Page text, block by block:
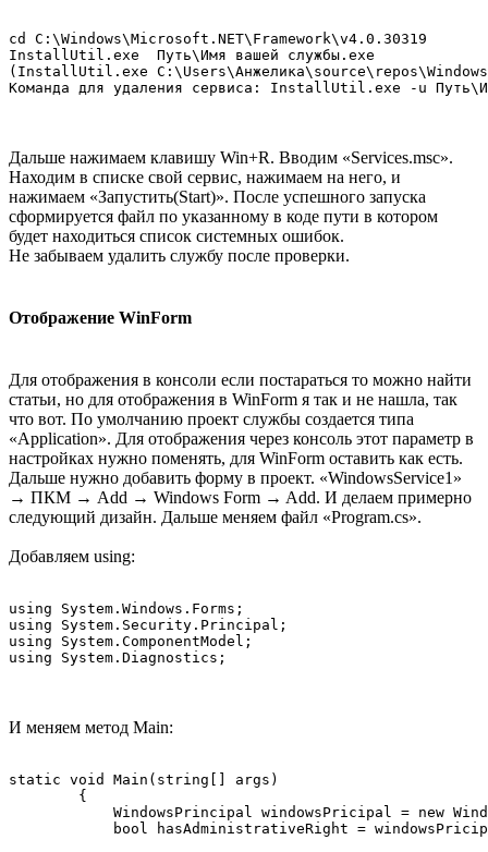
cd C:\Windows\Microsoft.NET\Framework\v4.0.30319
InstallUtil.exe  Путь\Имя вашей службы.exe
(InstallUtil.exe
Команда для удаления сервиса: InstallUtil.exe -u
Дальше нажимаем клавишу Win+R. Вводим «Services.msc».
Находим в списке свой сервис, нажимаем на него, и
нажимаем «Запустить(Start)». После успешного запуска
сформируется файл по указанному в коде пути в котором
будет находиться список системных ошибок.
Не забываем удалить службу после проверки.
Отображение WinForm
Для отображения в консоли если постараться то можно найти
статьи, но для отображения в WinForm я так и не нашла, так
что вот. По умолчанию проект службы создается типа
«Application». Для отображения через консоль этот параметр в
настройках нужно поменять, для WinForm оставить как есть.
Дальше нужно добавить форму в проект. «WindowsService1»
→ ПКМ → Add → Windows Form → Add. И делаем примерно
следующий дизайн. Дальше меняем файл «Program.cs».
Добавляем using:
using System.Windows.Forms;
using System.Security.Principal;
using System.ComponentModel;
using System.Diagnostics;
И меняем метод Main:
static void Main(string[] args)
        {
WindowsPrincipal windowsPricipal = new
bool hasAdministrativeRight =